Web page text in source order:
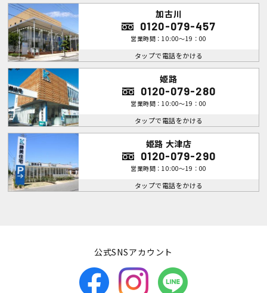
加古川
0120-079-457
営業時間：10:00～19：00
タップで電話をかける
姫路
0120-079-280
営業時間：10:00～19：00
タップで電話をかける
姫路 大津店
0120-079-290
営業時間：10:00～19：00
タップで電話をかける
公式SNSアカウント